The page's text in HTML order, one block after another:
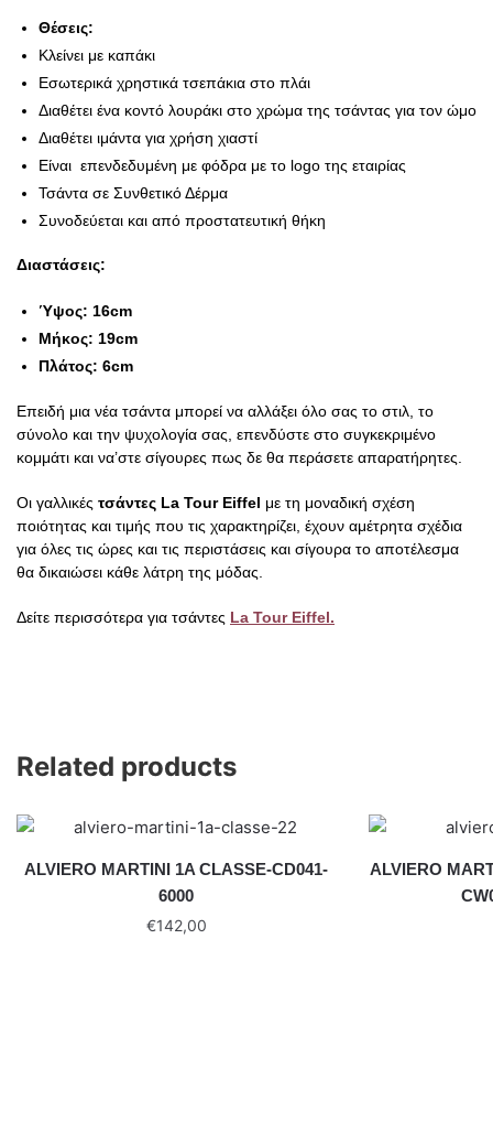
Θέσεις:
Κλείνει με καπάκι
Εσωτερικά χρηστικά τσεπάκια στο πλάι
Διαθέτει ένα κοντό λουράκι στο χρώμα της τσάντας για τον ώμο
Διαθέτει ιμάντα για χρήση χιαστί
Είναι επενδεδυμένη με φόδρα με το logo της εταιρίας
Τσάντα σε Συνθετικό Δέρμα
Συνοδεύεται και από προστατευτική θήκη
Διαστάσεις:
Ύψος: 16cm
Μήκος: 19cm
Πλάτος: 6cm
Επειδή μια νέα τσάντα μπορεί να αλλάξει όλο σας το στιλ, το
σύνολο και την ψυχολογία σας, επενδύστε στο συγκεκριμένο
κομμάτι και να’στε σίγουρες πως δε θα περάσετε απαρατήρητες.
Οι γαλλικές τσάντες La Tour Eiffel με τη μοναδική σχέση
ποιότητας και τιμής που τις χαρακτηρίζει, έχουν αμέτρητα σχέδια
για όλες τις ώρες και τις περιστάσεις και σίγουρα το αποτέλεσμα
θα δικαιώσει κάθε λάτρη της μόδας.
Δείτε περισσότερα για τσάντες La Tour Eiffel.
Related products
ALVIERO MARTINI 1A CLASSE-CD041-
6000
€142,00
ALVIERO